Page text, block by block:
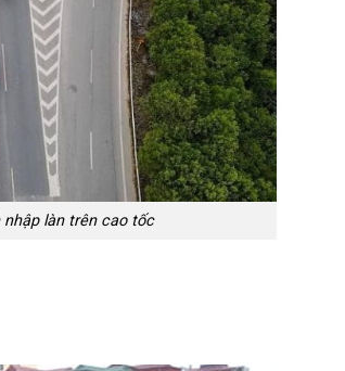
làn trên cao tốc